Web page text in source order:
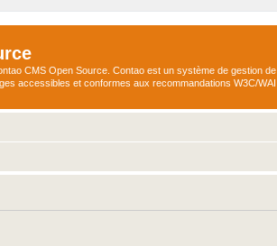
CMS Open Source. Contao est un système de gestion de
accessibles et conformes aux recommandations W3C/WAI